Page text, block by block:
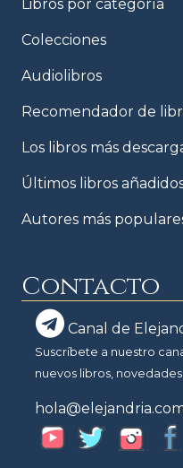
Libros por categoría
Colecciones
Audiolibros
Recomendador de
Los libros más
Últimos libros
Autores más
Contacto
Canal de
Suscríbete a nuestro
nuevos libros,